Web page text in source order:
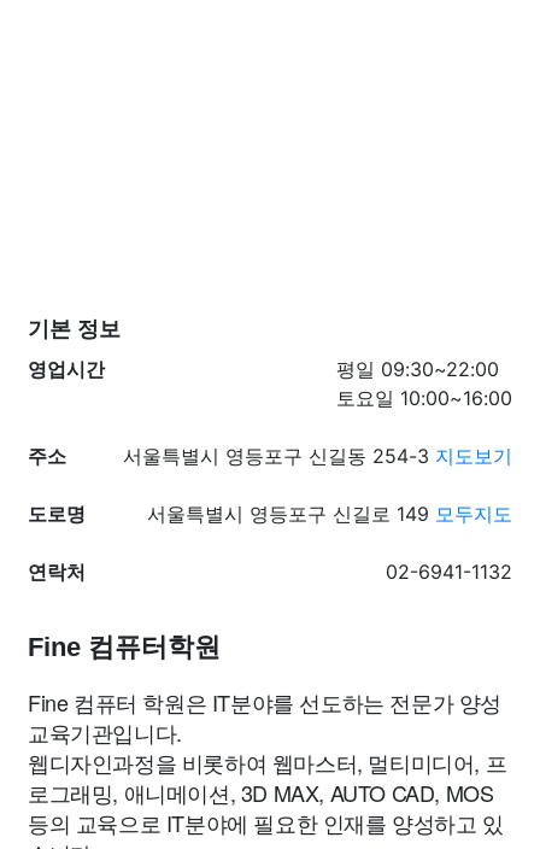
기본 정보
영업시간
평일 09:30~22:00
토요일 10:00~16:00
주소 서울특별시 영등포구 신길동 254-3 지도보기
도로명 서울특별시 영등포구 신길로 149 모두지도
연락처 02-6941-1132
Fine 컴퓨터학원
Fine 컴퓨터 학원은 IT분야를 선도하는 전문가 양성
교육기관입니다.
웹디자인과정을 비롯하여 웹마스터, 멀티미디어, 프
로그래밍, 애니메이션, 3D MAX, AUTO CAD, MOS
등의 교육으로 IT분야에 필요한 인재를 양성하고 있